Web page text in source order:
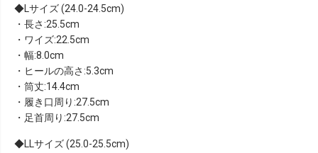
Lサイズ (24.0-24.5cm)
・長さ:25.5cm
・ワイズ:22.5cm
・幅:8.0cm
・ヒールの高さ:5.3cm
・筒丈:14.4cm
・履き口周り:27.5cm
・足首周り:27.5cm
LLサイズ (25.0-25.5cm)